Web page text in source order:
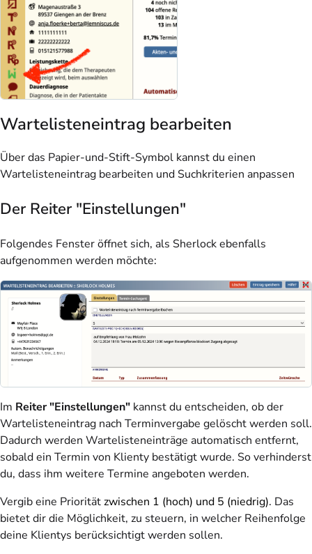
Wartelisteneintrag bearbeiten
Über das Papier-und-Stift-Symbol kannst du einen
Wartelisteneintrag bearbeiten und Suchkriterien anpassen
Der Reiter "Einstellungen"
Folgendes Fenster öffnet sich, als Sherlock ebenfalls
aufgenommen werden möchte:
Im Reiter "Einstellungen" kannst du entscheiden, ob der
Wartelisteneintrag nach Terminvergabe gelöscht werden soll.
Dadurch werden Wartelisteneinträge automatisch entfernt,
sobald ein Termin von Klienty bestätigt wurde. So verhinderst
du, dass ihm weitere Termine angeboten werden.
Vergib eine Prioritätzwischen 1 (hoch) und 5 (niedrig). Das
bietet dir die Möglichkeit, zu steuern, in welcher Reihenfolge
deine Klientys berücksichtigt werden sollen.